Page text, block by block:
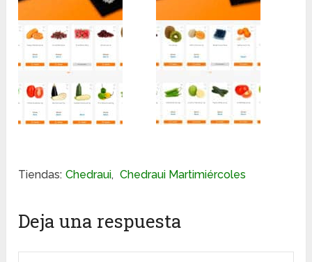
Tiendas: Chedraui, Chedraui Martimiércoles
Deja una respuesta